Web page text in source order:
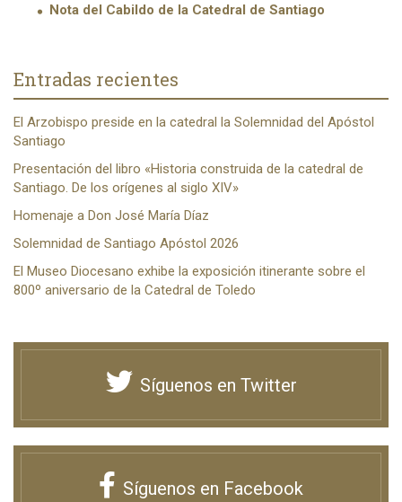
Nota del Cabildo de la Catedral de Santiago
Entradas recientes
El Arzobispo preside en la catedral la Solemnidad del Apóstol
Santiago
Presentación del libro «Historia construida de la catedral de
Santiago. De los orígenes al siglo XIV»
Homenaje a Don José María Díaz
Solemnidad de Santiago Apóstol 2026
El Museo Diocesano exhibe la exposición itinerante sobre el
800º aniversario de la Catedral de Toledo
Síguenos en Twitter
Síguenos en Facebook